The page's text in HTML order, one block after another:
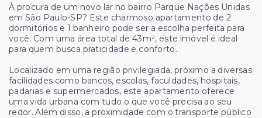
À procura de um novo lar no bairro Parque Nações Unidas
em São Paulo-SP? Este charmoso apartamento de 2
dormitórios e 1 banheiro pode ser a escolha perfeita para
você. Com uma área total de 43m², este imóvel é ideal
para quem busca praticidade e conforto.
Localizado em uma região privilegiada, próximo a diversas
facilidades como bancos, escolas, faculdades, hospitais,
padarias e supermercados, este apartamento oferece
uma vida urbana com tudo o que você precisa ao seu
redor. Além disso, a proximidade com o transporte público